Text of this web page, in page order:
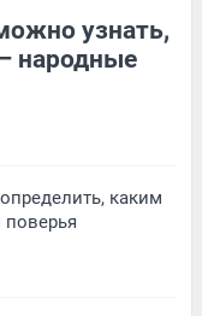
узнать,
народные
каким